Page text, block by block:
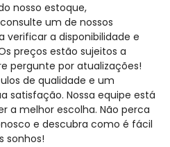
nosso estoque,
um de nossos
verificar a disponibilidade e
preços estão sujeitos a
pergunte por atualizações!
de qualidade e um
satisfação. Nossa equipe está
a melhor escolha. Não perca
e descubra como é fácil
sonhos!